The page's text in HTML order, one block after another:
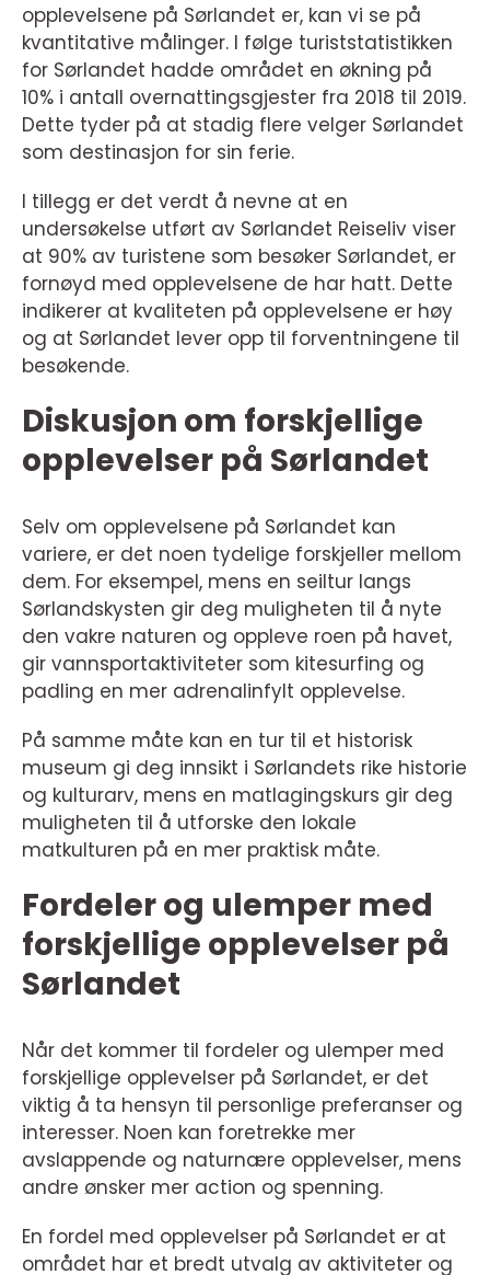
opplevelsene på Sørlandet er, kan vi se på
kvantitative målinger. I følge turiststatistikken
for Sørlandet hadde området en økning på
10% i antall overnattingsgjester fra 2018 til 2019.
Dette tyder på at stadig flere velger Sørlandet
som destinasjon for sin ferie.
I tillegg er det verdt å nevne at en
undersøkelse utført av Sørlandet Reiseliv viser
at 90% av turistene som besøker Sørlandet, er
fornøyd med opplevelsene de har hatt. Dette
indikerer at kvaliteten på opplevelsene er høy
og at Sørlandet lever opp til forventningene til
besøkende.
Diskusjon om forskjellige
opplevelser på Sørlandet
Selv om opplevelsene på Sørlandet kan
variere, er det noen tydelige forskjeller mellom
dem. For eksempel, mens en seiltur langs
Sørlandskysten gir deg muligheten til å nyte
den vakre naturen og oppleve roen på havet,
gir vannsportaktiviteter som kitesurfing og
padling en mer adrenalinfylt opplevelse.
På samme måte kan en tur til et historisk
museum gi deg innsikt i Sørlandets rike historie
og kulturarv, mens en matlagingskurs gir deg
muligheten til å utforske den lokale
matkulturen på en mer praktisk måte.
Fordeler og ulemper med
forskjellige opplevelser på
Sørlandet
Når det kommer til fordeler og ulemper med
forskjellige opplevelser på Sørlandet, er det
viktig å ta hensyn til personlige preferanser og
interesser. Noen kan foretrekke mer
avslappende og naturnære opplevelser, mens
andre ønsker mer action og spenning.
En fordel med opplevelser på Sørlandet er at
området har et bredt utvalg av aktiviteter og